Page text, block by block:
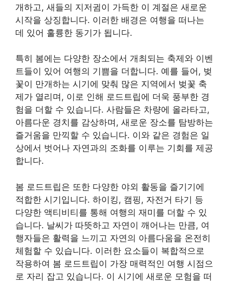
개하고, 새들의 지저귐이 가득한 이 계절은 새로운
시작을 상징합니다. 이러한 배경은 여행을 떠나는
데 있어 훌륭한 동기가 됩니다.
특히 봄에는 다양한 장소에서 개최되는 축제와 이벤
트들이 있어 여행의 기쁨을 더합니다. 예를 들어, 벚
꽃이 만개하는 시기에 맞춰 많은 지역에서 벚꽃 축
제가 열리며, 이로 인해 로드트립에 더욱 풍부한 경
험을 더할 수 있습니다. 사람들은 차량에 올라타고,
아름다운 경치를 감상하며, 새로운 장소를 탐방하는
즐거움을 만끽할 수 있습니다. 이와 같은 경험은 일
상에서 벗어나 자연과의 조화를 이루는 기회를 제공
합니다.
봄 로드트립은 또한 다양한 야외 활동을 즐기기에
적합한 시기입니다. 하이킹, 캠핑, 자전거 타기 등
다양한 액티비티를 통해 여행의 재미를 더할 수 있
습니다. 날씨가 따뜻하고 자연이 깨어나는 만큼, 여
행자들은 활력을 느끼고 자연의 아름다움을 온전히
체험할 수 있습니다. 이러한 요소들이 복합적으로
작용하여 봄 로드트립이 가장 매력적인 여행 시점으
로 자리 잡고 있습니다. 이 시기에 새로운 모험을 떠